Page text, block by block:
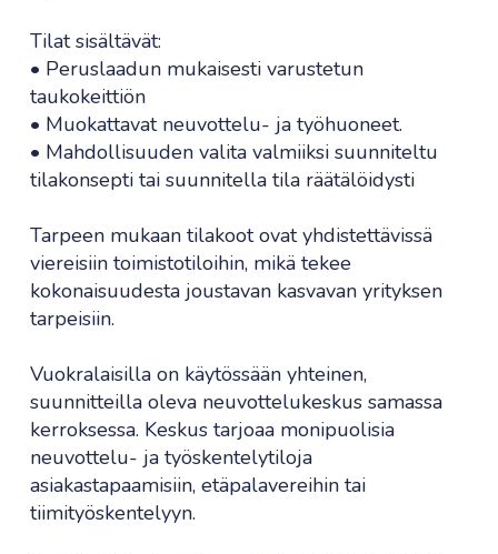
Tilat sisältävät:
• Peruslaadun mukaisesti varustetun
taukokeittiön
• Muokattavat neuvottelu- ja työhuoneet.
• Mahdollisuuden valita valmiiksi suunniteltu
tilakonsepti tai suunnitella tila räätälöidysti
Tarpeen mukaan tilakoot ovat yhdistettävissä
viereisiin toimistotiloihin, mikä tekee
kokonaisuudesta joustavan kasvavan yrityksen
tarpeisiin.
Vuokralaisilla on käytössään yhteinen,
suunnitteilla oleva neuvottelukeskus samassa
kerroksessa. Keskus tarjoaa monipuolisia
neuvottelu- ja työskentelytiloja
asiakastapaamisiin, etäpalavereihin tai
tiimityöskentelyyn.